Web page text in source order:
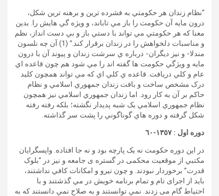
“نظام زندان هر حکومتي به فشرده ترين و برهنه ترين شکل،
درون مايه آن حکومت را باز مي تاباند، و ويژه گي هايش را. بدين
معنا که هر حکومتي مي تواند با دستي باز و بي دست انداز، نظم
و مناسبات دلخواهش را در زندان برقرار کند.” (1) آن چه نلسون
مندلا- و نيز ديگران- درباره ي سرشت زندان و پيوند آن با درون
مايه و ويژگي حکومت ها گفته اند را مي شود هم چون قاعده اي
عام و کلي دريافت. قاعده ي کلي اي که مي تواند همچون کليد
درک مشخص ساخت و بافت زندان جمهوري اسلامي و نظام
حاکم بر آن به کار رود. اما زندان جمهوري اسلامي نيز همچون
نظام جمهوري اسلامي يک شبه پديدار نگشته؛ بلکه رفته رفته
شکل گرفته و دوره هاي گوناگوني را پشت سر گذاشته.
دوره اول : ١٣٥٧-٦٠
در اين دوره حکومت نه يک پارچه بود و نه جا افتاده. واپسگرايان
مکتبي از موقعيت محکمی در گستره ی جامعه و نيز در “بلوک
قدرت” برخوردار نبودند. و چون نيرو و امکانات کافي نداشتند،
بايد از اجرای تام و تمام برنامه خويش در مي گذشتند و با
احتياط گام می زدند. نمي توانستند و به صلاح نمي دانستند که به